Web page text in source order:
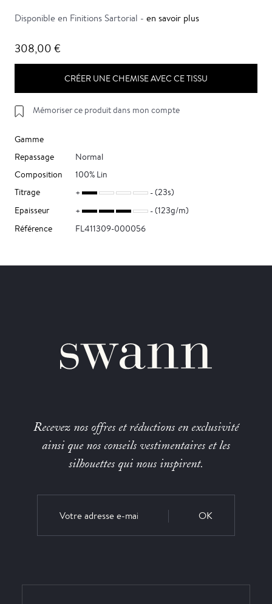
Disponible en Finitions Sartorial - en savoir plus
308,00 €
CRÉER UNE CHEMISE AVEC CE TISSU
Mémoriser ce produit dans mon compte
Gamme
Repassage
Normal
Composition
100% Lin
Titrage
(23s)
Epaisseur
(123g/m)
Référence
FL411309-000056
Recevez nos offres et réductions en exclusivité
ainsi que nos conseils vestimentaires et les
silhouettes qui nous inspirent.
OK